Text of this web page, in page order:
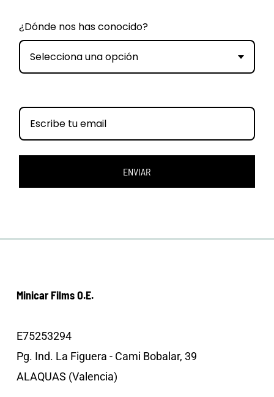
¿Dónde nos has conocido?
Selecciona una opción
ENVIAR
Minicar Films O.E.
E75253294
Pg. Ind. La Figuera - Cami Bobalar, 39
ALAQUAS (Valencia)